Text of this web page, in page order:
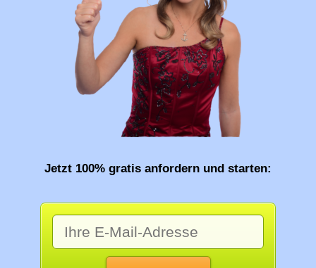
Jetzt 100% gratis anfordern und starten: